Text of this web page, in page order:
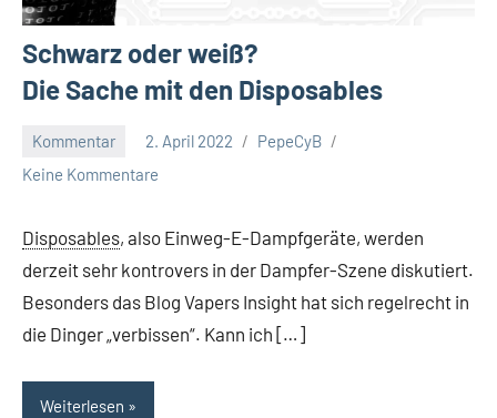
Schwarz oder weiß?
Die Sache mit den Disposables
Kommentar 2. April 2022
PepeCyB
Keine Kommentare
Disposables, also Einweg-E-Dampfgeräte, werden
derzeit sehr kontrovers in der Dampfer-Szene diskutiert.
Besonders das Blog Vapers Insight hat sich regelrecht in
die Dinger „verbissen“. Kann ich […]
Weiterlesen